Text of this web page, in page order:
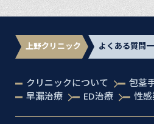
上野クリニック よくある質問
クリニックについて 包茎
早漏治療
ED治療 性